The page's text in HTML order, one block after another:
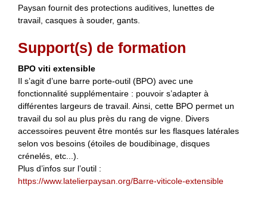
Paysan fournit des protections auditives, lunettes de
travail, casques à souder, gants.
Support(s) de formation
BPO viti extensible
Il s’agit d’une barre porte-outil (BPO) avec une
fonctionnalité supplémentaire : pouvoir s’adapter à
différentes largeurs de travail. Ainsi, cette BPO permet un
travail du sol au plus près du rang de vigne. Divers
accessoires peuvent être montés sur les flasques latérales
selon vos besoins (étoiles de boudibinage, disques
crénelés, etc...).
Plus d’infos sur l’outil :
https://www.latelierpaysan.org/Barre-viticole-extensible